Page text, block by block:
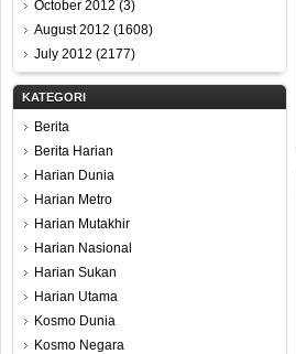
October 2012 (3)
August 2012 (1608)
July 2012 (2177)
KATEGORI
Berita
Berita Harian
Harian Dunia
Harian Metro
Harian Mutakhir
Harian Nasional
Harian Sukan
Harian Utama
Kosmo Dunia
Kosmo Negara